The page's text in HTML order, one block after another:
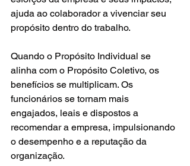
ajuda ao colaborador a vivenciar seu
propósito dentro do trabalho.
Quando o Propósito Individual se
alinha com o Propósito Coletivo, os
benefícios se multiplicam. Os
funcionários se tornam mais
engajados, leais e dispostos a
recomendar a empresa, impulsionando
o desempenho e a reputação da
organização.